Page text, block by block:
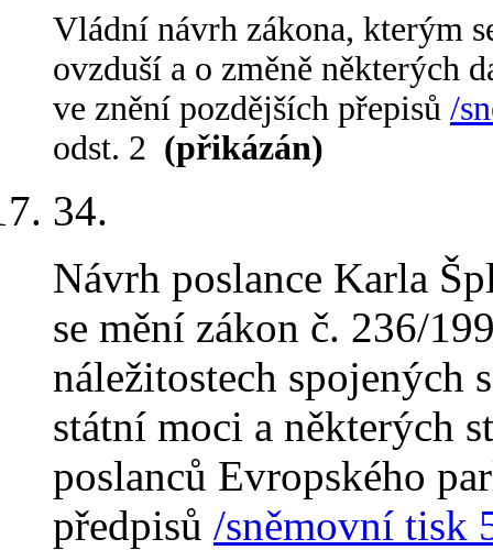
Vládní návrh zákona, kterým
ovzduší a o změně některých
ve znění pozdějších přepisů /
odst. 2 (přikázán)
34.
Návrh poslance Karla
se mění zákon č. 236/
náležitostech spojených
státní moci a některých
poslanců Evropského
předpisů /sněmovní tisk